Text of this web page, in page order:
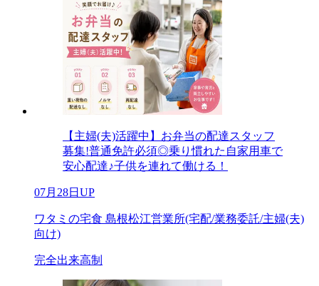
【主婦(夫)活躍中】お弁当の配達スタッフ
募集!普通免許必須◎乗り慣れた自家用車で
安心配達♪子供を連れて働ける！
07月28日UP
ワタミの宅食 島根松江営業所(宅配/業務委託/主婦(夫)
向け)
完全出来高制